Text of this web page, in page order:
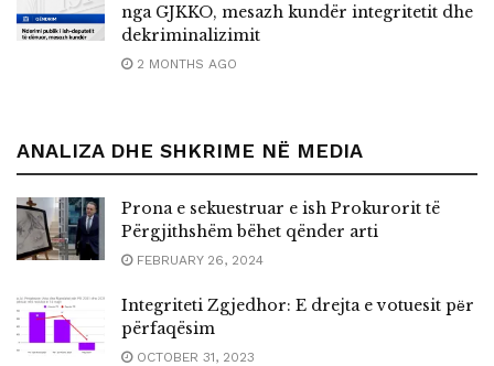
nga GJKKO, mesazh kundër integritetit dhe
dekriminalizimit
2 MONTHS AGO
ANALIZA DHE SHKRIME NË MEDIA
Prona e sekuestruar e ish Prokurorit të
Përgjithshëm bëhet qënder arti
FEBRUARY 26, 2024
Integriteti Zgjedhor: E drejta e votuesit pёr
përfaqësim
OCTOBER 31, 2023